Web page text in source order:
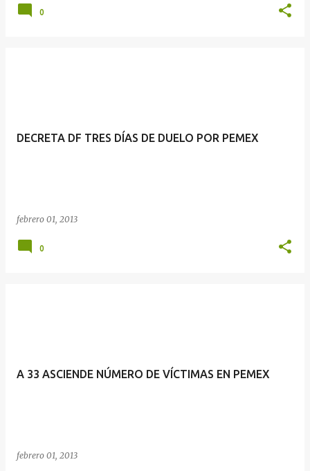
0
DECRETA DF TRES DÍAS DE DUELO POR PEMEX
febrero 01, 2013
0
A 33 ASCIENDE NÚMERO DE VÍCTIMAS EN PEMEX
febrero 01, 2013